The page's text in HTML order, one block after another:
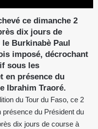
ce dimanche 2
dix jours de
Burkinabè Paul
imposé, décrochant
sous les
en présence du
Ibrahim Traoré.
du Tour du Faso, ce 2
présence du Président du
dix jours de course à